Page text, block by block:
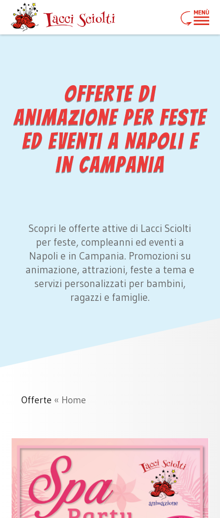
offerte di
animazione per feste
ed eventi a Napoli e
in Campania
Scopri le offerte attive di Lacci Sciolti
per feste, compleanni ed eventi a
Napoli e in Campania. Promozioni su
animazione, attrazioni, feste a tema e
servizi personalizzati per bambini,
ragazzi e famiglie.
Offerte « Home